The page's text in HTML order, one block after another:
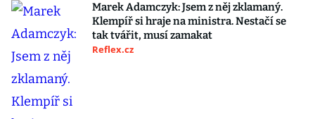
Marek Adamczyk: Jsem z něj zklamaný.
Klempíř si hraje na ministra. Nestačí se
tak tvářit, musí zamakat
Reflex.cz